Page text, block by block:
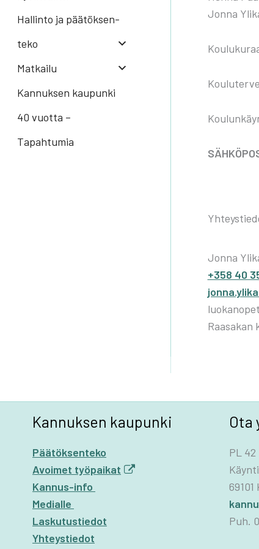
Hal­lin­to ja pää­tök­sen­
te­ko
Mat­kai­lu
Kannuksen kaupunki
40 vuotta –
Tapahtumia
Jon­na
Jonna
+358 40
Raasakan
Kannuksen kaupunki
Päätöksenteko
Avoimet työpaikat
Kannus-info
Medialle
Laskutustiedot
Yhteystiedot
Ota
PL 42
69101
Puh.